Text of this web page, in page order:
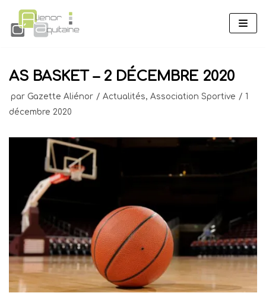
Aller
au
AS BASKET – 2 DÉCEMBRE 2020
par Gazette Aliénor Actualités, Association Sportive
1
décembre 2020